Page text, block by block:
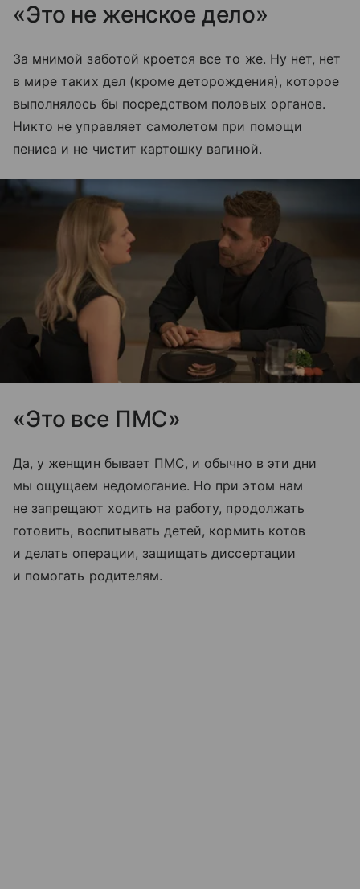
«Это не женское дело»
За мнимой заботой кроется все то же. Ну нет, нет
в мире таких дел (кроме деторождения), которое
выполнялось бы посредством половых органов.
Никто не управляет самолетом при помощи
пениса и не чистит картошку вагиной.
«Это все ПМС»
Да, у женщин бывает ПМС, и обычно в эти дни
мы ощущаем недомогание. Но при этом нам
не запрещают ходить на работу, продолжать
готовить, воспитывать детей, кормить котов
и делать операции, защищать диссертации
и помогать родителям.